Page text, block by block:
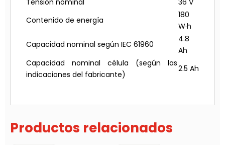
Tensión nominal
36 V
Contenido de energía
180
W·h
Capacidad nominal según IEC 61960
4.8
Ah
Capacidad nominal célula (según las
indicaciones del fabricante)
2.5 Ah
Productos relacionados